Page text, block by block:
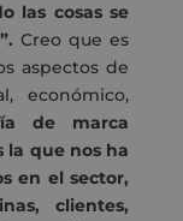
las cosas se
Creo que es
aspectos de
económico,
de marca
la que nos ha
en el sector,
clientes,